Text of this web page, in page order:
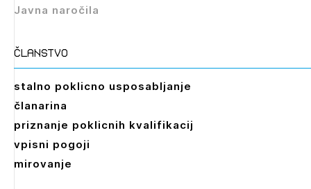
Javna naročila
članstvo
stalno poklicno usposabljanje
članarina
priznanje poklicnih kvalifikacij
vpisni pogoji
mirovanje